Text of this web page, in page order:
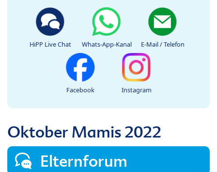
HiPP Live Chat Whats-App-Kanal E-Mail / Telefon
Facebook Instagram
Oktober Mamis 2022
Elternforum